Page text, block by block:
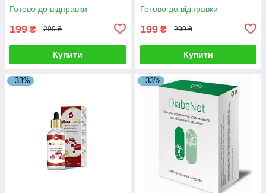
Готово до відправки
199 ₴ 299 ₴
Купити
Готово до відправки
199 ₴ 299 ₴
Купити
–33% –33%